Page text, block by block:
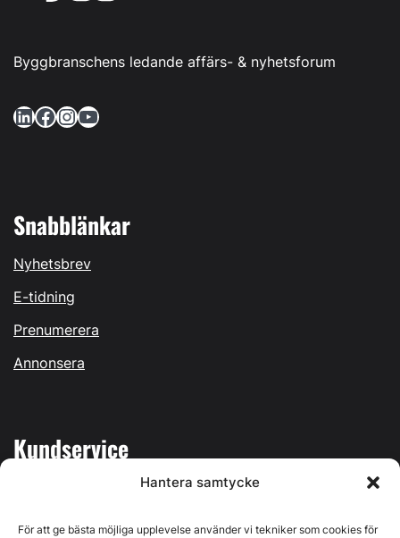
Hantera samtycke
För att ge bästa möjliga upplevelse använder vi tekniker som cookies för
Byggbranschens ledande affärs- & nyhetsforum
LinkedIn Facebook InstagramYouTube
Snabblänkar
Nyhetsbrev
E-tidning
Prenumerera
Annonsera
Kundservice
Kontakta oss